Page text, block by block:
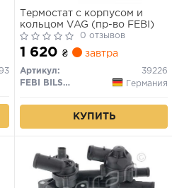
Термостат с корпусом и
кольцом VAG (пр-во FEBI)
0 отзывов
1 620 ₴ завтра
Артикул:
39226
FEBI BILSTEIN
Германия
КУПИТЬ